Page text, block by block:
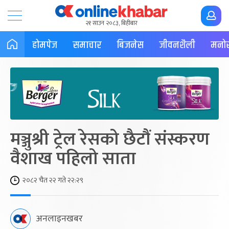
२१ साउन २०८३, बिहीबार
होमपेज समाचार बिजनेस जीवनशैली
मञ्जुश्री ट्रेल रेसको छैटौं संस्करण
वैशाख पहिलो साता
२०८२ चैत २२ गते २२:२९
अनलाइनखबर